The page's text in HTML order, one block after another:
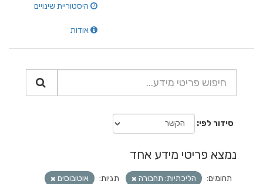
היסטוריית שינויים
אודות
סידור לפי
נמצא פריטי מידע אחד
תחומים: הליכתיות: תחבורה תגיות:
אוטובוסים